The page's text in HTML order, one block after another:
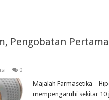
Pengobatan
0
Majalah Farmasetika –
mempengaruhi sekitar 10